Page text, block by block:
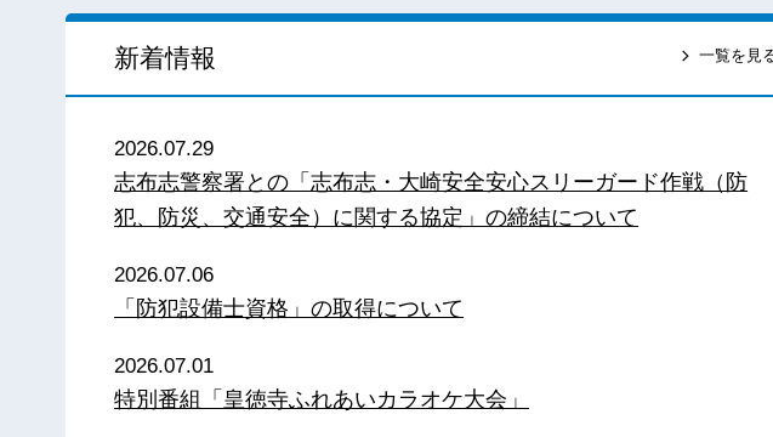
新着情報 一覧を見
2026.07.29
志布志警察署との「志布志・大崎安全安心スリーガード作戦（防
犯、防災、交通安全）に関する協定」の締結について
2026.07.06
「防犯設備士資格」の取得について
2026.07.01
特別番組「皇徳寺ふれあいカラオケ大会」